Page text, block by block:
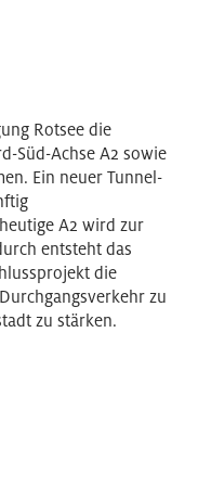
Rotsee die
Süd-Achse A2 sowie
Ein neuer Tunnel-
A2 wird zur
entsteht das
die
zu
zu stärken.